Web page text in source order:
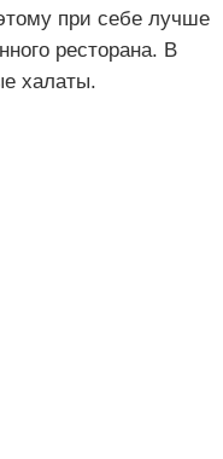
при себе лучше
ресторана. В
халаты.